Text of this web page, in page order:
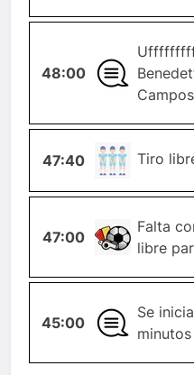
48:00GENERAL
Campos
47:40
TIRO-
LIBRE
Tiro
47:00 FALTA
Falta
libre
45:00GENERAL
Se
minutos